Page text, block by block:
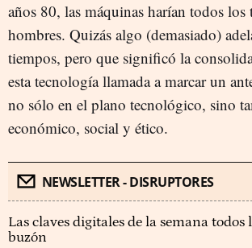
años 80, las máquinas harían todos los
hombres. Quizás algo (demasiado)
tiempos, pero que significó la
esta tecnología llamada a marcar un
no sólo en el plano tecnológico, sino
económico, social y ético.
NEWSLETTER - DISRUPTORES
Las claves digitales de la semana todos
buzón